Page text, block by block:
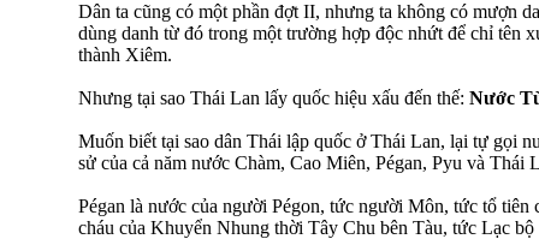
Dân ta cũng có một phần đợt II, nhưng ta không có mượn
dùng danh từ đó trong một trường hợp độc nhứt để chỉ tên
thành Xiêm.
Nhưng tại sao Thái Lan lấy quốc hiệu xấu đến thế: Nước
Muốn biết tại sao dân Thái lập quốc ở Thái Lan, lại tự gọi
sử của cả năm nước Chàm, Cao Miên, Pégan, Pyu và Thái
Pégan là nước của người Pégon, tức người Môn, tức tổ
cháu của Khuyển Nhung thời Tây Chu bên Tàu, tức Lạc bộ